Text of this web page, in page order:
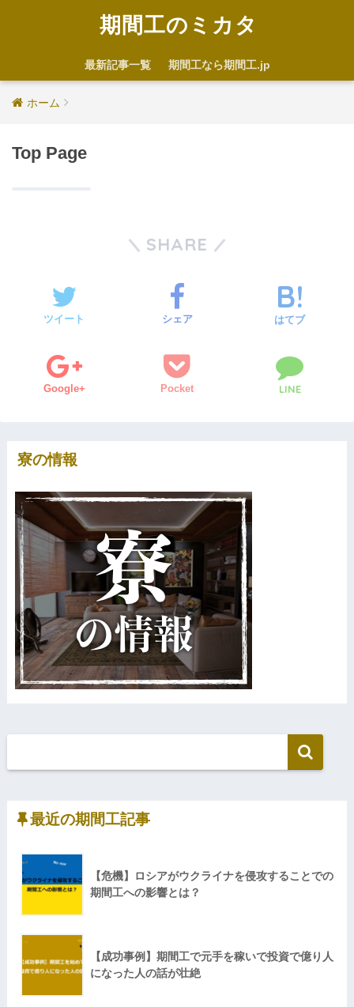
期間工のミカタ
最新記事一覧 期間工なら期間工.jp
ホーム
Top Page
SHARE
ツイート シェア はてブ
Google+ Pocket LINE
寮の情報
最近の期間工記事
【危機】ロシアがウクライナを侵攻することでの
期間工への影響とは？
【成功事例】期間工で元手を稼いで投資で億り人
になった人の話が壮絶